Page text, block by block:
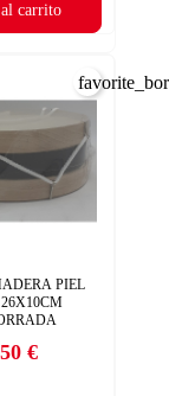
carrito
PIEL
Precio
€